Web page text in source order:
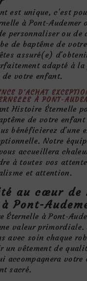
est unique, c'est
à Pont-Audemer
personnaliser ou de
de baptême de
assuré(e)
adapté à
de votre enfant.
D'ACHAT
À PONT-
Histoire Éternelle
de votre enfant
bénéficierez d'une
Notre
accueillera
à toutes vos
et attention.
au cœur de
Pont-
Éternelle à Pont-
valeur primordiale.
avec soin chaque
un vêtement de
accompagnera
sacré.